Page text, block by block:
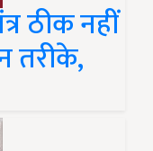
ठीक नहीं
तरीके,